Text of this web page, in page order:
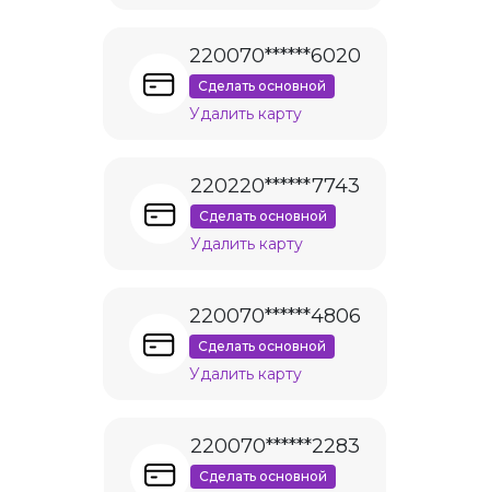
220070******6020
Сделать основной
Удалить карту
220220******7743
Сделать основной
Удалить карту
220070******4806
Сделать основной
Удалить карту
220070******2283
Сделать основной